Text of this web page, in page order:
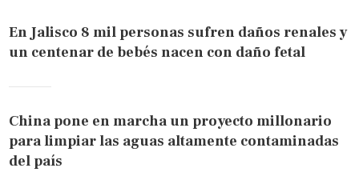
En Jalisco 8 mil personas sufren daños renales y
un centenar de bebés nacen con daño fetal
China pone en marcha un proyecto millonario
para limpiar las aguas altamente contaminadas
del país